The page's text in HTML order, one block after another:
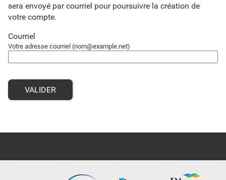
sera envoyé par courriel pour poursuivre la création de
votre compte.
Courriel
Votre adresse courriel (nom@example.net)
VALIDER